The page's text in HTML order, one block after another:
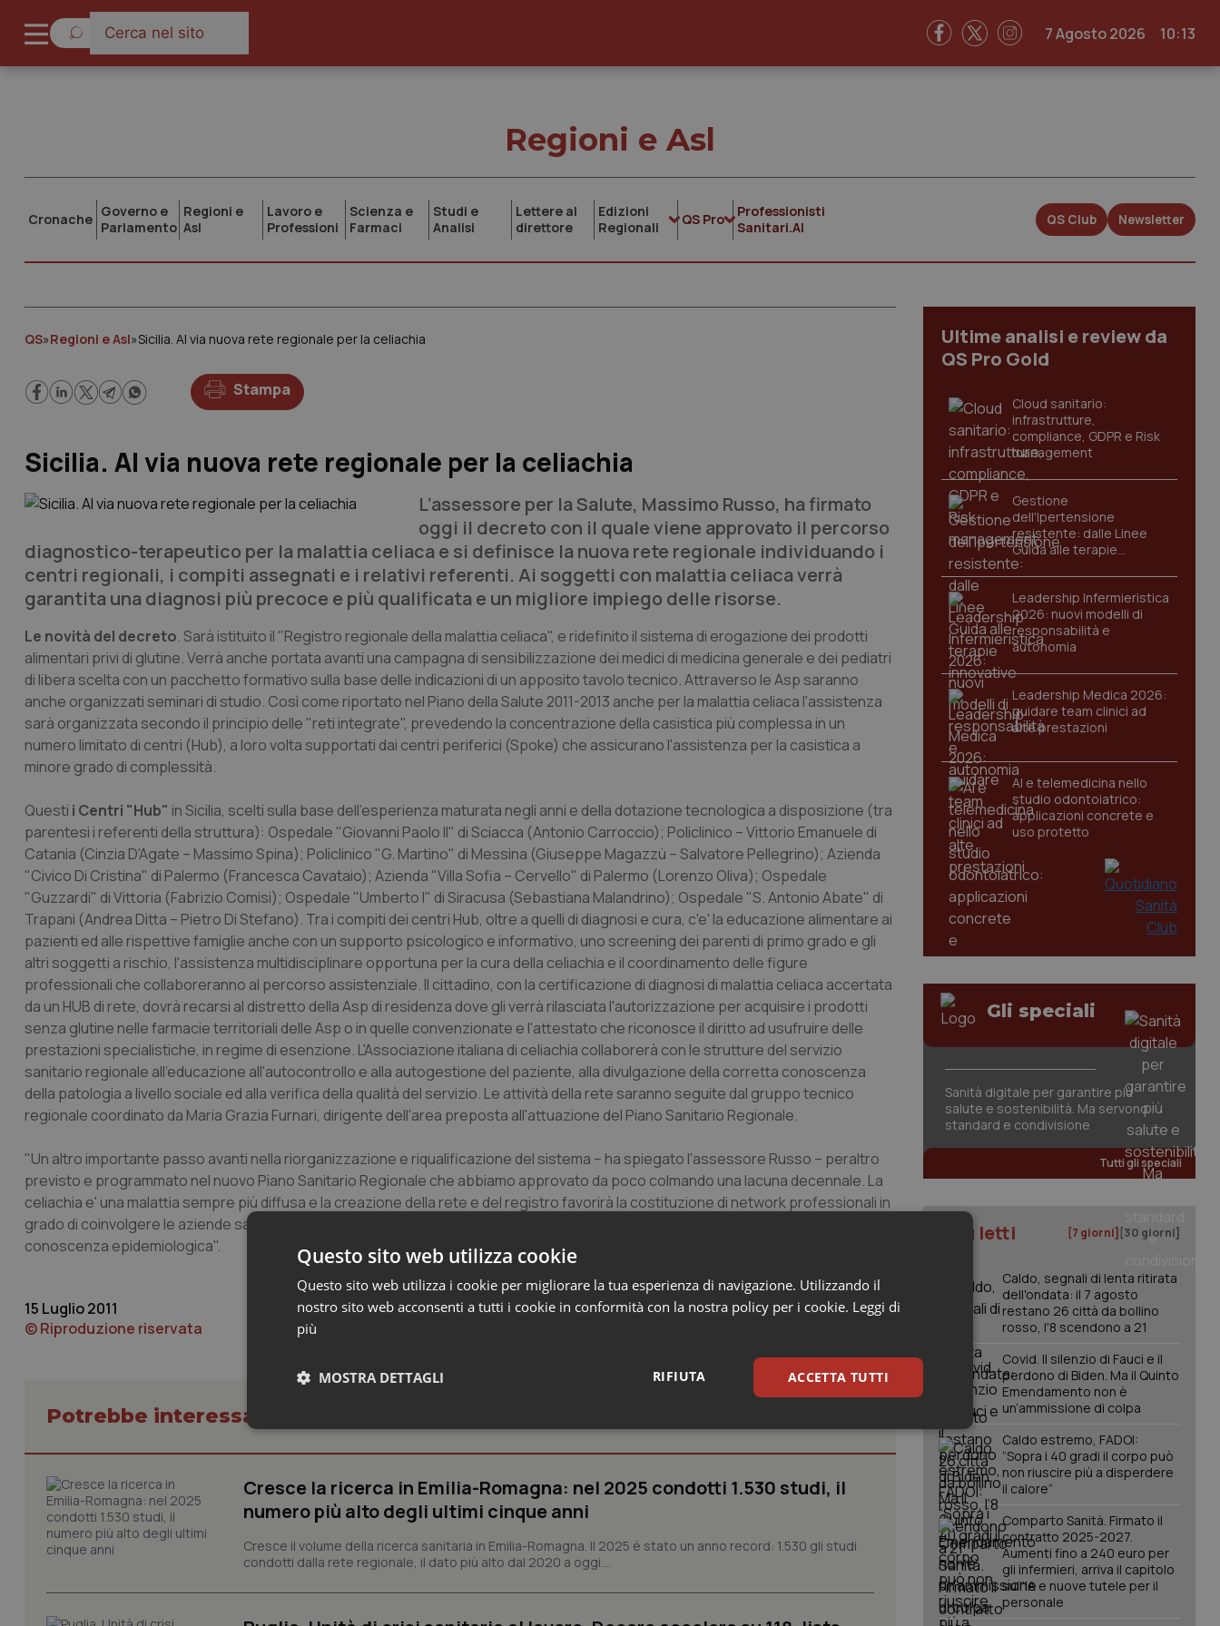
7 Agosto 2026 10:13
Regioni e Asl
Cronache Governo e
Parlamento
Regioni e
Asl
Lavoro e
Professioni
Scienza e
Farmaci
Studi e
Analisi
Lettere al
direttore
Edizioni
Regionali
QS Pro
Professionisti
Sanitari.AI
QS Club Newsletter
QS»Regioni e Asl»Sicilia. Al via nuova rete regionale per la celiachia
Stampa
Sicilia. Al via nuova rete regionale per la celiachia
L’assessore per la Salute, Massimo Russo, ha firmato
oggi il decreto con il quale viene approvato il percorso
diagnostico-terapeutico per la malattia celiaca e si definisce la nuova rete regionale individuando i
centri regionali, i compiti assegnati e i relativi referenti. Ai soggetti con malattia celiaca verrà
garantita una diagnosi più precoce e più qualificata e un migliore impiego delle risorse.
Le novità del decreto. Sarà istituito il "Registro regionale della malattia celiaca", e ridefinito il sistema di erogazione dei prodotti
alimentari privi di glutine. Verrà anche portata avanti una campagna di sensibilizzazione dei medici di medicina generale e dei pediatri
di libera scelta con un pacchetto formativo sulla base delle indicazioni di un apposito tavolo tecnico. Attraverso le Asp saranno
anche organizzati seminari di studio. Così come riportato nel Piano della Salute 2011-2013 anche per la malattia celiaca l'assistenza
sarà organizzata secondo il principio delle "reti integrate", prevedendo la concentrazione della casistica più complessa in un
numero limitato di centri (Hub), a loro volta supportati dai centri periferici (Spoke) che assicurano l'assistenza per la casistica a
minore grado di complessità.
Questi i Centri "Hub" in Sicilia, scelti sulla base dell'esperienza maturata negli anni e della dotazione tecnologica a disposizione (tra
parentesi i referenti della struttura): Ospedale "Giovanni Paolo II" di Sciacca (Antonio Carroccio); Policlinico – Vittorio Emanuele di
Catania (Cinzia D'Agate – Massimo Spina); Policlinico "G. Martino" di Messina (Giuseppe Magazzù – Salvatore Pellegrino); Azienda
"Civico Di Cristina" di Palermo (Francesca Cavataio); Azienda "Villa Sofia – Cervello" di Palermo (Lorenzo Oliva); Ospedale
"Guzzardi" di Vittoria (Fabrizio Comisi); Ospedale "Umberto I" di Siracusa (Sebastiana Malandrino); Ospedale "S. Antonio Abate" di
Trapani (Andrea Ditta – Pietro Di Stefano). Tra i compiti dei centri Hub, oltre a quelli di diagnosi e cura, c'e' la educazione alimentare ai
pazienti ed alle rispettive famiglie anche con un supporto psicologico e informativo, uno screening dei parenti di primo grado e gli
altri soggetti a rischio, l'assistenza multidisciplinare opportuna per la cura della celiachia e il coordinamento delle figure
professionali che collaboreranno al percorso assistenziale. Il cittadino, con la certificazione di diagnosi di malattia celiaca accertata
da un HUB di rete, dovrà recarsi al distretto della Asp di residenza dove gli verrà rilasciata l'autorizzazione per acquisire i prodotti
senza glutine nelle farmacie territoriali delle Asp o in quelle convenzionate e l'attestato che riconosce il diritto ad usufruire delle
prestazioni specialistiche, in regime di esenzione. L'Associazione italiana di celiachia collaborerà con le strutture del servizio
sanitario regionale all'educazione all'autocontrollo e alla autogestione del paziente, alla divulgazione della corretta conoscenza
della patologia a livello sociale ed alla verifica della qualità del servizio. Le attività della rete saranno seguite dal gruppo tecnico
regionale coordinato da Maria Grazia Furnari, dirigente dell'area preposta all'attuazione del Piano Sanitario Regionale.
"Un altro importante passo avanti nella riorganizzazione e riqualificazione del sistema – ha spiegato l'assessore Russo – peraltro
previsto e programmato nel nuovo Piano Sanitario Regionale che abbiamo approvato da poco colmando una lacuna decennale. La
celiachia e' una malattia sempre più diffusa e la creazione della rete e del registro favorirà la costituzione di network professionali in
grado di coinvolgere le aziende sanitarie per la prevenzione del rischio e la valutazione della qualità dell'assistenza, oltre che per la
conoscenza epidemiologica".
15 Luglio 2011
© Riproduzione riservata
Potrebbe interessarti in Regioni e Asl
Cresce la ricerca in Emilia-Romagna: nel 2025 condotti 1.530 studi, il
numero più alto degli ultimi cinque anni
Cresce il volume della ricerca sanitaria in Emilia-Romagna. Il 2025 è stato un anno record: 1.530 gli studi
condotti dalla rete regionale, il dato più alto dal 2020 a oggi....
Ultime analisi e review da
QS Pro Gold
Cloud sanitario:
infrastrutture,
compliance, GDPR e Risk
management
Gestione
dell'Ipertensione
resistente: dalle Linee
Guida alle terapie
innovative
Leadership Infermieristica
2026: nuovi modelli di
responsabilità e
autonomia
Leadership Medica 2026:
guidare team clinici ad
alte prestazioni
AI e telemedicina nello
studio odontoiatrico:
applicazioni concrete e
uso protetto
Gli speciali
Sanità digitale per garantire più
salute e sostenibilità. Ma servono
standard e condivisione
Tutti gli speciali
I più letti [7 giorni] [30 giorni]
Caldo, segnali di lenta ritirata
dell'ondata: il 7 agosto
restano 26 città da bollino
rosso, l'8 scendono a 21
Covid. Il silenzio di Fauci e il
perdono di Biden. Ma il Quinto
Emendamento non è
un’ammissione di colpa
Caldo estremo, FADOI:
“Sopra i 40 gradi il corpo può
non riuscire più a disperdere
il calore”
Comparto Sanità. Firmato il
contratto 2025-2027.
Aumenti fino a 240 euro per
gli infermieri, arriva il capitolo
sull'IA e nuove tutele per il
personale
Questo sito web utilizza cookie
Questo sito web utilizza i cookie per migliorare la tua esperienza di navigazione. Utilizzando il
nostro sito web acconsenti a tutti i cookie in conformità con la nostra policy per i cookie. Leggi di
più
ACCETTA TUTTI
RIFIUTA
MOSTRA DETTAGLI
Necessari Statistici Marketing
Necessari Statistici
I cookie necessari contribuiscono a rendere fruibile il sito web abilitandone funzionalità di base quali la navigazione sulle pagine